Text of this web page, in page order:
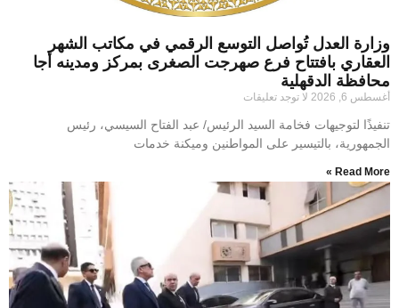
وزارة العدل تُواصل التوسع الرقمي في مكاتب الشهر
العقاري بافتتاح فرع صهرجت الصغرى بمركز ومدينه أجا
محافظة الدقهلية
أغسطس 6, 2026 لا توجد تعليقات
تنفيذًا لتوجيهات فخامة السيد الرئيس/ عبد الفتاح السيسي، رئيس
الجمهورية، بالتيسير على المواطنين وميكنة خدمات
Read More »